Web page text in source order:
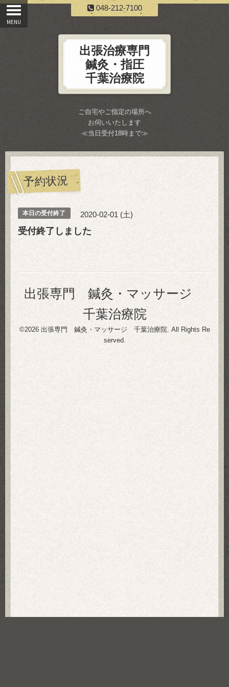
048-212-7100
出張治療専門
鍼灸・指圧
千葉治療院
ご自宅やご指定の場所へ
お伺いいたします
≪当日受付18時まで≫
予約状況
本日の受付終了 2020-02-01 (土)
受付終了しました
出張専門 鍼灸・マッサージ
千葉治療院
©2026 出張専門 鍼灸・マッサージ 千葉治療院. All Rights Re
served.